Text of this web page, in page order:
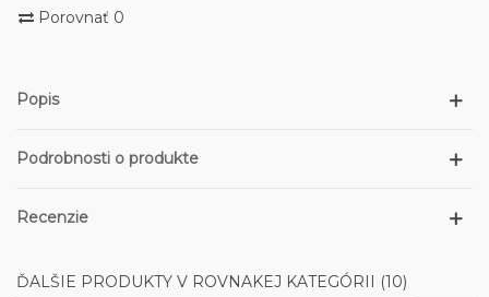
Porovnať 0
Popis
Podrobnosti o produkte
Recenzie
ĎALŠIE PRODUKTY V ROVNAKEJ KATEGÓRII (10)